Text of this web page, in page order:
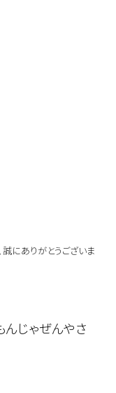
誠にありがとうございま
んじゃぜんやさ